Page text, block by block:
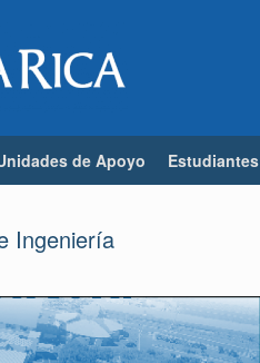
de Apoyo Estudiantes
Ingeniería